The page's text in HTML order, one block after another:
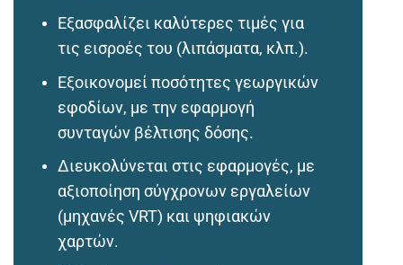
Εξασφαλίζει καλύτερες τιμές για
τις εισροές του (λιπάσματα, κλπ.).
Εξοικονομεί ποσότητες γεωργικών
εφοδίων, με την εφαρμογή
συνταγών βέλτισης δόσης.
Διευκολύνεται στις εφαρμογές, με
αξιοποίηση σύγχρονων εργαλείων
(μηχανές VRT) και ψηφιακών
χαρτών.